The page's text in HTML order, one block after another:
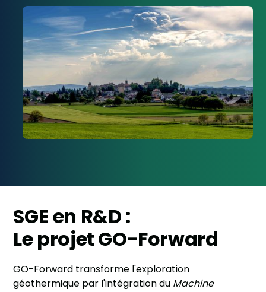
SGE en R&D :
Le projet GO-Forward
GO-Forward transforme l'exploration
géothermique par l'intégration du Machine